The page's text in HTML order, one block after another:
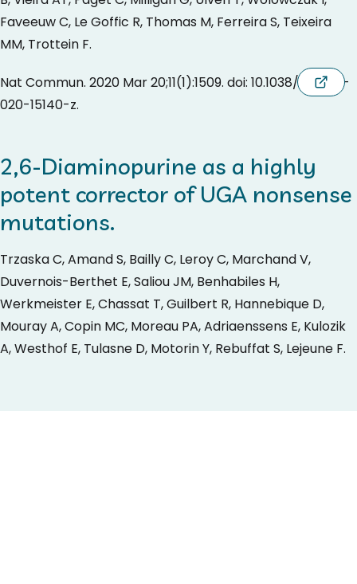
Faveeuw C, Le Goffic R, Thomas M, Ferreira S, Teixeira
MM, Trottein F.
Nat Commun. 2020 Mar 20;11(1):1509. doi: 10.1038/s41467-
020-15140-z.
2,6-Diaminopurine as a highly
potent corrector of UGA nonsense
mutations.
Trzaska C, Amand S, Bailly C, Leroy C, Marchand V,
Duvernois-Berthet E, Saliou JM, Benhabiles H,
Werkmeister E, Chassat T, Guilbert R, Hannebique D,
Mouray A, Copin MC, Moreau PA, Adriaenssens E, Kulozik
A, Westhof E, Tulasne D, Motorin Y, Rebuffat S, Lejeune F.